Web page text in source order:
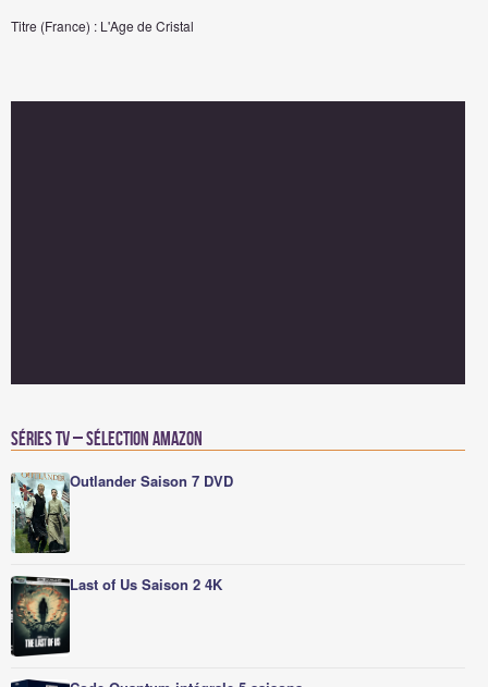
Titre (France) : L'Age de Cristal
Séries TV – Sélection Amazon
Outlander Saison 7 DVD
Last of Us Saison 2 4K